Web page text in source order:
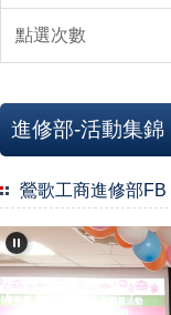
進修部-活動集錦
鶯歌工商進修部FB